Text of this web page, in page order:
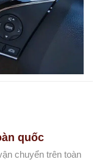
quốc
chuyển trên toàn